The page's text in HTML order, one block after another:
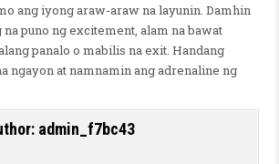
ang iyong araw-araw na layunin. Damhin
puno ng excitement, alam na bawat
panalo o mabilis na exit. Handang
ngayon at namnamin ang adrenaline ng
admin_f7bc43